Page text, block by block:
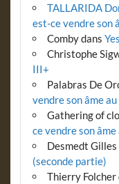
TALLARIDA
est-ce vendre son
Combydans
Christophe
III+
Palabras De
vendre son âme au
Gathering of
ce vendre son âme
Desmedt Gilles
(seconde partie)
Thierry Folcher